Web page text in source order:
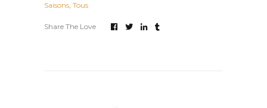
Saisons, Tous
Share The Love